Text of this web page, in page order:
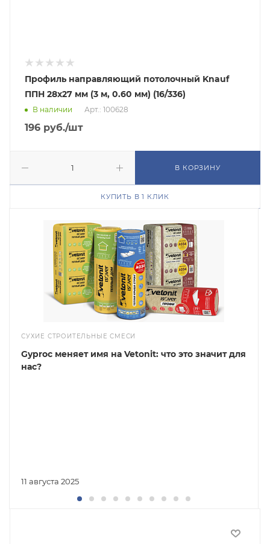
Профиль направляющий потолочный Knauf
ППН 28х27 мм (3 м, 0.60 мм) (16/336)
В наличии Арт.: 100628
196 руб./шт
В КОРЗИНУ
КУПИТЬ В 1 КЛИК
СУХИЕ СТРОИТЕЛЬНЫЕ СМЕСИ
11 августа 2025
Gyproc меняет имя на Vetonit: что это значит для
нас?